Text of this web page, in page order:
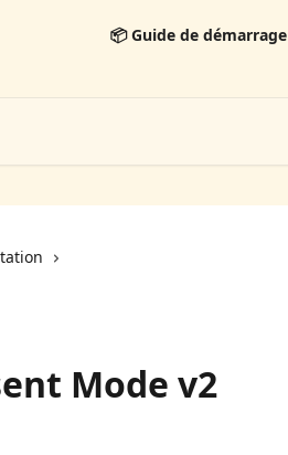
📦 Guide de démarrage
Mode v2